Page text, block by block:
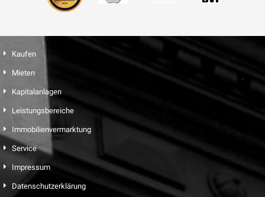
Kaufen
Mieten
Kapitalanlagen
Leistungsbereiche
Immobilienvermarktung
Service
Impressum
Datenschutzerklärung